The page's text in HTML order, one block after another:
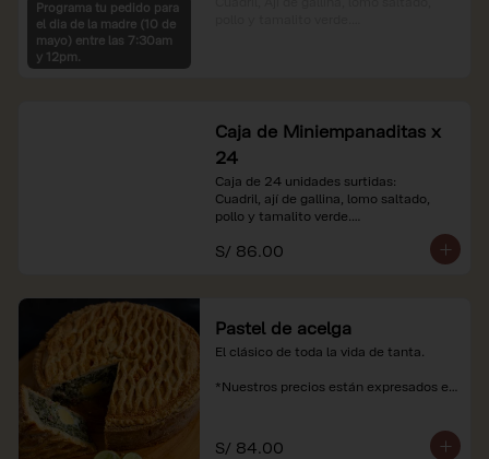
Programa tu pedido para
el dia de la madre (10 de
mayo) entre las 7:30am
y 12pm.
Caja de Miniempanaditas x
24
Caja de 24 unidades surtidas:
Cuadril, ají de gallina, lomo saltado,
pollo y tamalito verde.
*Nuestros precios están expresados en
S/ 86.00
Pastel de acelga
El clásico de toda la vida de tanta.
*Nuestros precios están expresados en
S/ 84.00